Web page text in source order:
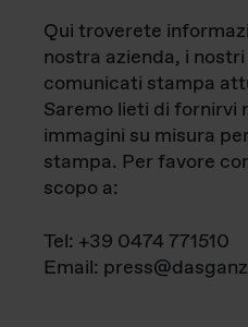
Qui troverete
nostra azienda, i
comunicati stampa
Saremo lieti di fornirvi
immagini su misura
stampa. Per favore
scopo a:
Tel: +39 0474 771510
Email: